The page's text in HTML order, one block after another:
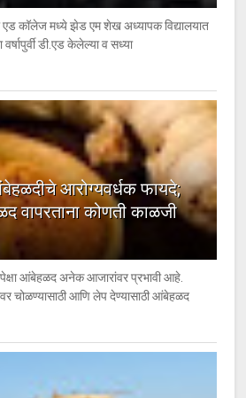
कॉलेज मध्ये झेड एम शेख अध्यापक विद्यालयात
डी.एड केलेल्या व सध्या
आरोग्यवर्धक फायदे;
वापरताना कोणती काळजी
आंबेहळद अनेक आजारांवर प्रभावी आहे.
चोळण्यासाठी आणि लेप देण्यासाठी आंबेहळद